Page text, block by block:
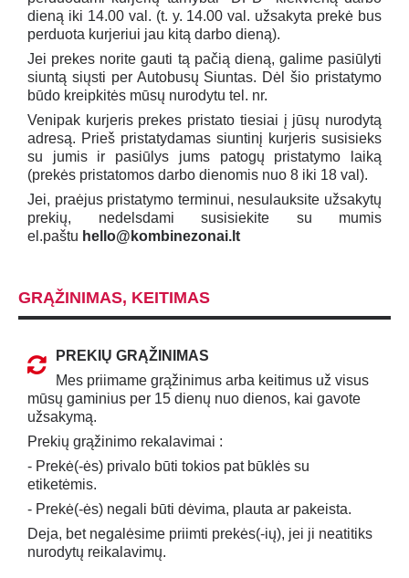
dieną iki 14.00 val. (t. y. 14.00 val. užsakyta prekė bus
perduota kurjeriui jau kitą darbo dieną).
Jei prekes norite gauti tą pačią dieną, galime pasiūlyti
siuntą siųsti per Autobusų Siuntas. Dėl šio pristatymo
būdo kreipkitės mūsų nurodytu tel. nr.
Venipak kurjeris prekes pristato tiesiai į jūsų nurodytą
adresą. Prieš pristatydamas siuntinį kurjeris susisieks
su jumis ir pasiūlys jums patogų pristatymo laiką
(prekės pristatomos darbo dienomis nuo 8 iki 18 val).
Jei, praėjus pristatymo terminui, nesulauksite užsakytų
prekių, nedelsdami susisiekite su mumis
el.paštu hello@kombinezonai.lt
GRĄŽINIMAS, KEITIMAS
PREKIŲ GRĄŽINIMAS
Mes priimame grąžinimus arba keitimus už visus
mūsų gaminius per 15 dienų nuo dienos, kai gavote
užsakymą.
Prekių grąžinimo rekalavimai :
- Prekė(-ės) privalo būti tokios pat būklės su
etiketėmis.
- Prekė(-ės) negali būti dėvima, plauta ar pakeista.
Deja, bet negalėsime priimti prekės(-ių), jei ji neatitiks
nurodytų reikalavimų.